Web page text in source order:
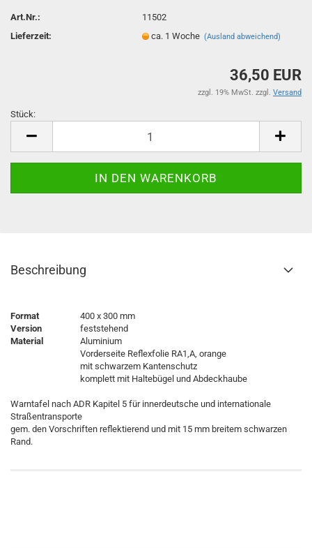
Art.Nr.:
11502
Lieferzeit:
ca. 1 Woche(Ausland abweichend)
36,50 EUR
zzgl. 19% MwSt. zzgl. Versand
Stück:
Beschreibung
Format
400 x 300 mm
Version
feststehend
Material
Aluminium
Vorderseite Reflexfolie RA1,A, orange
mit schwarzem Kantenschutz
komplett mit Haltebügel und Abdeckhaube
Warntafel nach ADR Kapitel 5 für innerdeutsche und internationale
Straßentransporte
gem. den Vorschriften reflektierend und mit 15 mm breitem schwarzen
Rand.